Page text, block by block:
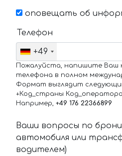
оповещать об
Телефон
+49
Пожалуйста, напишите Ваш
телефона в полном
Формат выглядит
+Код_страны
Например, +49 176 22366899
Ваши вопросы по
автомобиля или
водителем)